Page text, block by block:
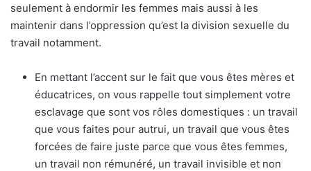
seulement à endormir les femmes mais aussi à les
maintenir dans l’oppression qu’est la division sexuelle du
travail notamment.
En mettant l’accent sur le fait que vous êtes mères et
éducatrices, on vous rappelle tout simplement votre
esclavage que sont vos rôles domestiques : un travail
que vous faites pour autrui, un travail que vous êtes
forcées de faire juste parce que vous êtes femmes,
un travail non rémunéré, un travail invisible et non